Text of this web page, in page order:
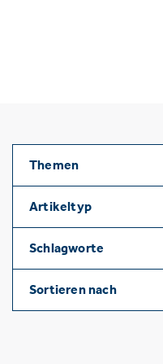
Themen
Artikeltyp
Schlagworte
Sortieren nach